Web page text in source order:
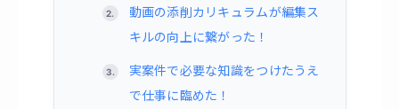
動画の添削カリキュラムが編集ス
キルの向上に繋がった！
実案件で必要な知識をつけたうえ
で仕事に臨めた！